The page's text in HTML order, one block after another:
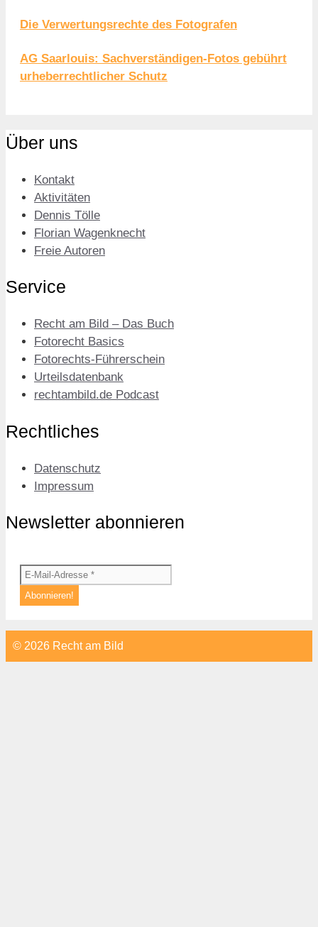
Die Verwertungsrechte des Fotografen
AG Saarlouis: Sachverständigen-Fotos gebührt
urheberrechtlicher Schutz
Über uns
Kontakt
Aktivitäten
Dennis Tölle
Florian Wagenknecht
Freie Autoren
Service
Recht am Bild – Das Buch
Fotorecht Basics
Fotorechts-Führerschein
Urteilsdatenbank
rechtambild.de Podcast
Rechtliches
Datenschutz
Impressum
Newsletter abonnieren
© 2026 Recht am Bild